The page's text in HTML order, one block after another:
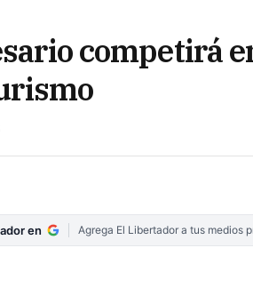
competirá
en Agrega El Libertador a tus medios